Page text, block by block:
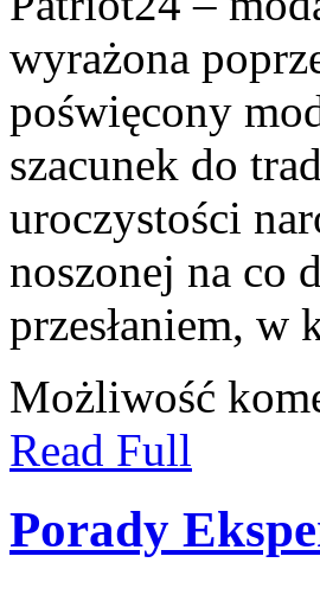
wyrażona
poświęcony
szacunek do
uroczystości
noszonej na co
przesłaniem, w
Możliwość
Read Full
Porady